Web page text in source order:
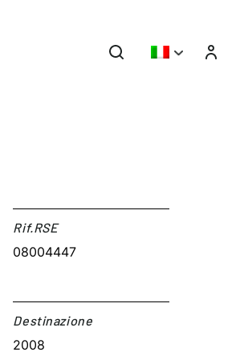
Rif.RSE​
08004447
Destinazione​
2008